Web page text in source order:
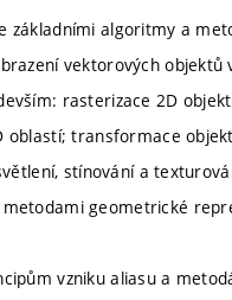
základními algoritmy a
vektorových objektů
rasterizace 2D
oblastí; transformace
stínování a
metodami geometrické
vzniku aliasu a